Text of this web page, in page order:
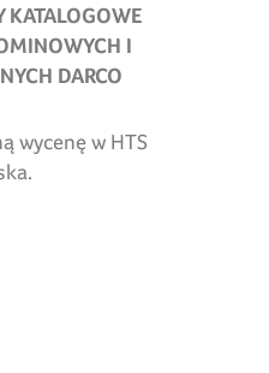
KATALOGOWE
I
DARCO
wycenę w HTS